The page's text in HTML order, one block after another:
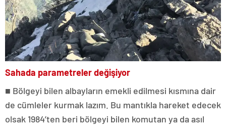
Sahada parametreler değişiyor
■ Bölgeyi bilen albayların emekli edilmesi kısmına dair
de cümleler kurmak lazım. Bu mantıkla hareket edecek
olsak 1984’ten beri bölgeyi bilen komutan ya da asıl